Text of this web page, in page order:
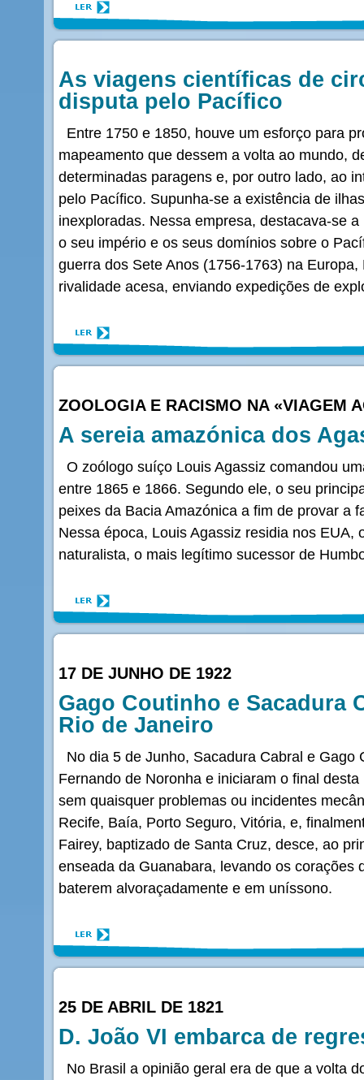
As viagens científicas de
disputa pelo Pacífico
Entre 1750 e 1850, houve um esforço para
mapeamento que dessem a volta ao mundo,
determinadas paragens e, por outro lado, ao
pelo Pacífico. Supunha-se a existência de
inexploradas. Nessa empresa, destacava-se
o seu império e os seus domínios sobre o
guerra dos Sete Anos (1756-1763) na
rivalidade acesa, enviando expedições de
ZOOLOGIA E RACISMO NA «VIAGEM
A sereia amazónica dos
O zoólogo suíço Louis Agassiz comandou
entre 1865 e 1866. Segundo ele, o seu
peixes da Bacia Amazónica a fim de provar a
Nessa época, Louis Agassiz residia nos EUA,
naturalista, o mais legítimo sucessor de
17 DE JUNHO DE 1922
Gago Coutinho e Sacadura
Rio de Janeiro
No dia 5 de Junho, Sacadura Cabral e Gago
Fernando de Noronha e iniciaram o final
sem quaisquer problemas ou incidentes
Recife, Baía, Porto Seguro, Vitória, e,
Fairey, baptizado de Santa Cruz, desce, ao
enseada da Guanabara, levando os corações
baterem alvoraçadamente e em uníssono.
25 DE ABRIL DE 1821
D. João VI embarca de
No Brasil a opinião geral era de que a volta